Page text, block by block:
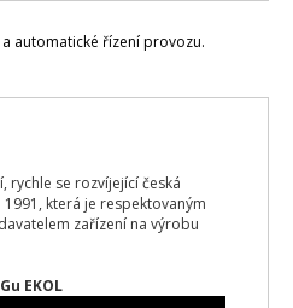
automatické řízení provozu.
rychle se rozvíjející česká
která je respektovaným
zařízení na výrobu
EKOL